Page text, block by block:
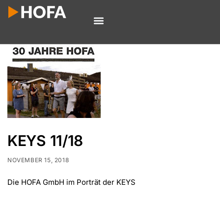
KEYS 11/18
NOVEMBER 15, 2018
Die HOFA GmbH im Porträt der KEYS